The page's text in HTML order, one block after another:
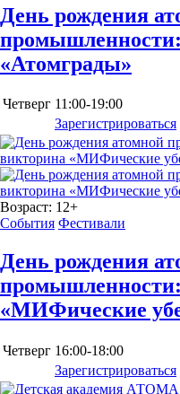
День рождения
«Атомграды»
Четверг 11:00-19:00
Зарегистрироваться
Возраст: 12+
События Фестивали
День рождения
промышленности:
«МИФические
Четверг 16:00-18:00
Зарегистрироваться